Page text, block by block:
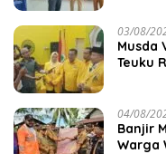
03/08/
Musda
Teuku
04/08/
Banjir
Warga